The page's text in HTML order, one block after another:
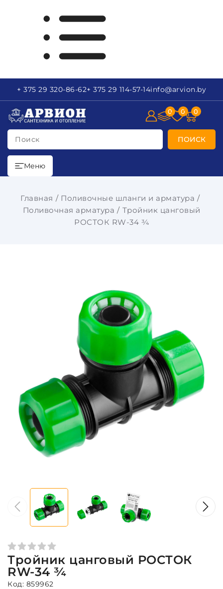
+ 375 29 320-86-62+ 375 29 114-57-14info@arvion.by
Поиск ПОИСК
0 0 0
Меню
Главная
Поливочные шланги и арматура
Поливочная арматура
Тройник цанговый
РОСТОК RW-34 ¾
Тройник цанговый РОСТОК
RW-34 ¾
Код: 859962